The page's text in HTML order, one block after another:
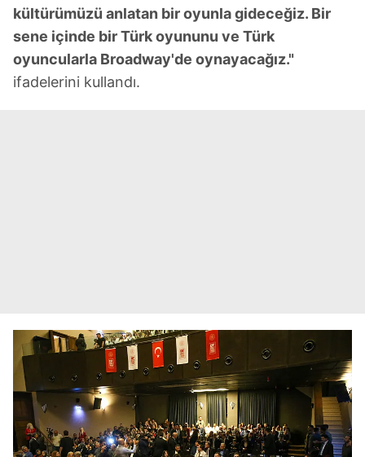
kültürümüzü anlatan bir oyunla gideceğiz. Bir
sene içinde bir Türk oyununu ve Türk
oyuncularla Broadway'de oynayacağız."
ifadelerini kullandı.